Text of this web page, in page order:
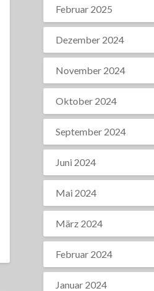
Februar 2025
Dezember 2024
November 2024
Oktober 2024
September 2024
Juni 2024
Mai 2024
März 2024
Februar 2024
Januar 2024